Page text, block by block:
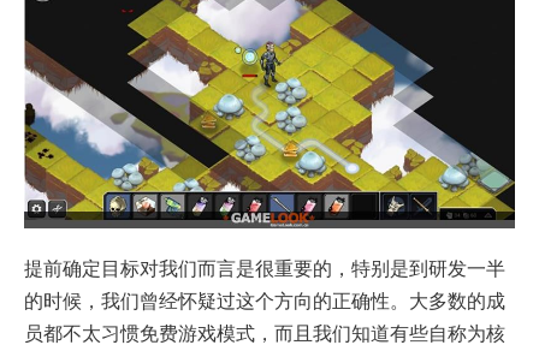
提前确定目标对我们而言是很重要的，特别是到研发一半
的时候，我们曾经怀疑过这个方向的正确性。大多数的成
员都不太习惯免费游戏模式，而且我们知道有些自称为核